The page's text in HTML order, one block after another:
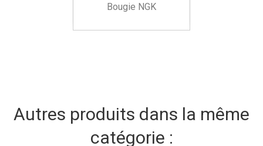
Bougie NGK
Autres produits dans la même
catégorie :